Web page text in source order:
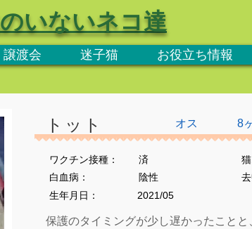
譲渡会 迷子猫 お役立ち情報
いないネコ達
オス
トット 8
ワクチン接種： 済
​白血病：
陰性
生年月日：
2021/05
保護のタイミングが少し遅かったことと